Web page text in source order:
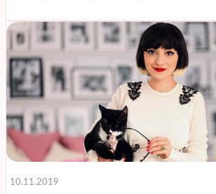
10.11.2019